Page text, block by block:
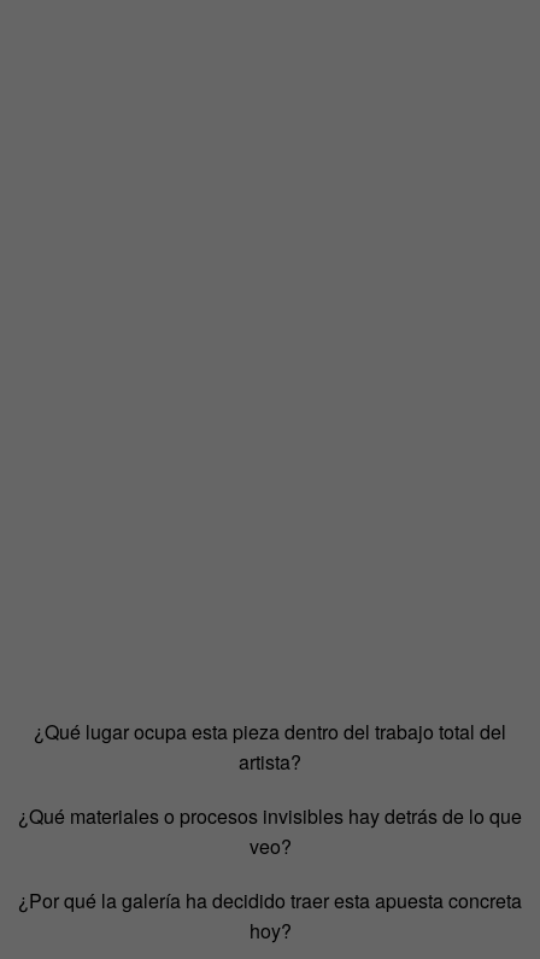
¿Qué lugar ocupa esta pieza dentro del trabajo total del
artista?
¿Qué materiales o procesos invisibles hay detrás de lo que
veo?
¿Por qué la galería ha decidido traer esta apuesta concreta
hoy?